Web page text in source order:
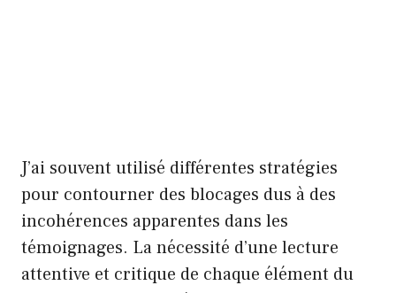
J’ai souvent utilisé différentes stratégies
pour contourner des blocages dus à des
incohérences apparentes dans les
témoignages. La nécessité d’une lecture
attentive et critique de chaque élément du